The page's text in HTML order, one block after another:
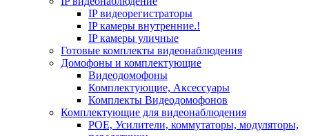
IP видеорегистраторы
IP камеры внутренние.!
IP камеры уличные
Готовые комплекты видеонаблюдения
Домофоны и комплектующие
Видеодомофоны
Комплектующие, Аксессуары
Комплекты Видеодомофонов
Комплектующие для видеонаблюдения
POE, Усилители, коммутаторы, модуляторы,